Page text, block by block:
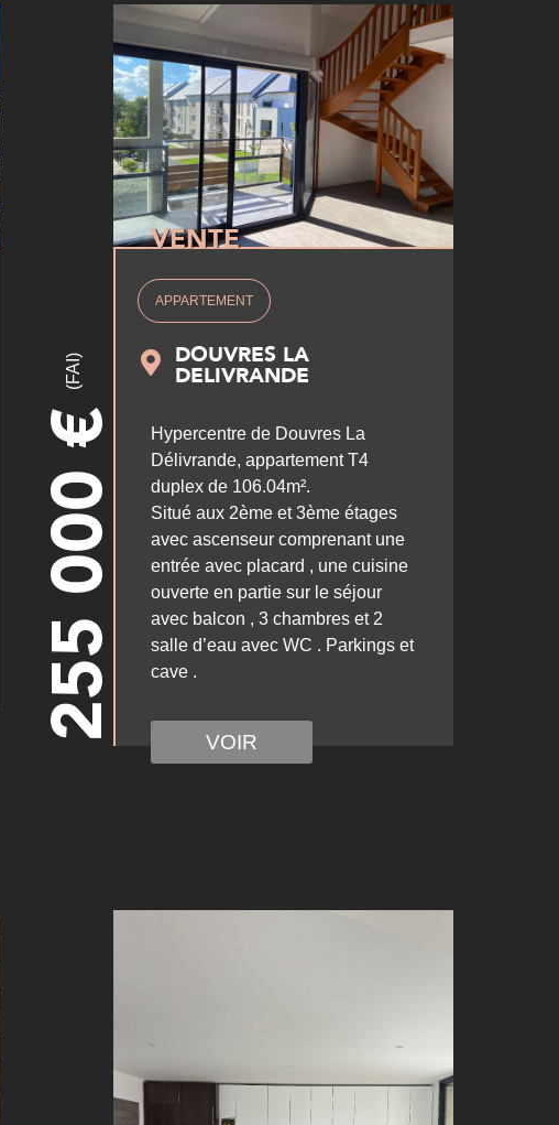
VENTE
APPARTEMENT
DOUVRES LA
DELIVRANDE
Hypercentre de Douvres La
Délivrande, appartement T4
duplex de 106.04m².
Situé aux 2ème et 3ème étages
avec ascenseur comprenant une
entrée avec placard , une cuisine
ouverte en partie sur le séjour
avec balcon , 3 chambres et 2
salle d’eau avec WC . Parkings et
cave .
VOIR
255 000
€
(FAI)